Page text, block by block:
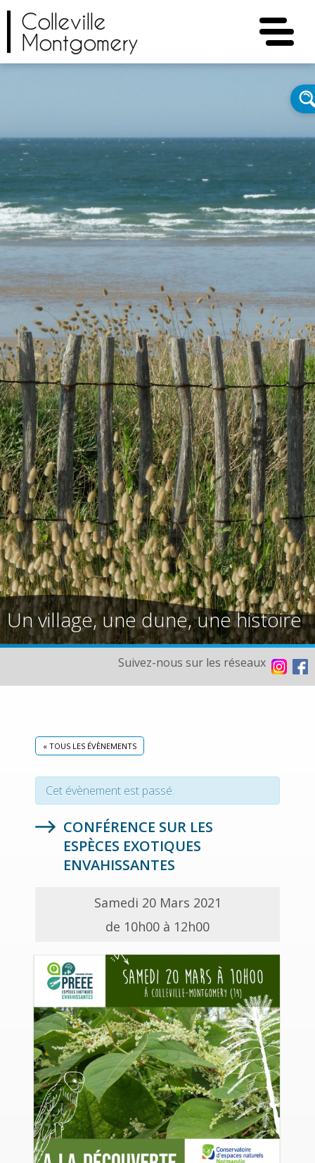
Colleville
Montgomery
Un village, une dune, une histoire
Suivez-nous sur les réseaux
« TOUS LES ÉVÈNEMENTS
Cet évènement est passé.
CONFÉRENCE SUR LES
ESPÈCES EXOTIQUES
ENVAHISSANTES
Samedi 20 Mars 2021
de 10h00 à 12h00